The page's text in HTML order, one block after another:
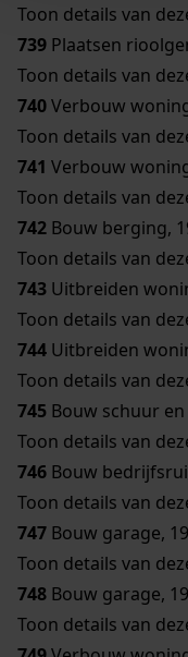
Toon details van
739 Plaatsen
Toon details van
740Verbouw
Toon details van
741 Verbouw
Toon details van
742 Bouw berging,
Toon details van
743 Uitbreiden
Toon details van
744 Uitbreiden
Toon details van
745 Bouw schuur
Toon details van
746 Bouw
Toon details van
747 Bouw garage,
Toon details van
748 Bouw garage,
Toon details van